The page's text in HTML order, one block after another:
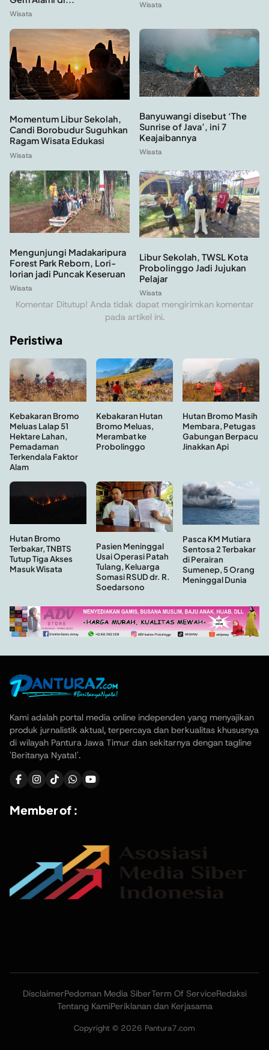
Wisata
Wisata
Momentum Libur Sekolah,
Candi Borobudur Suguhkan
Ragam Wisata Edukasi
Wisata
Banyuwangi disebut ‘The
Sunrise of Java’, ini 7
Keajaibannya
Wisata
Mengunjungi Madakaripura
Forest Park Reborn, Lori-
lorian jadi Puncak Keseruan
Wisata
Libur Sekolah, TWSL Kota
Probolinggo Jadi Jujukan
Pelajar
Wisata
Komentar Ditutup! Anda tidak dapat mengirimkan komentar
pada artikel ini.
Peristiwa
Kebakaran Bromo
Meluas Lalap 51
Hektare Lahan,
Pemadaman
Terkendala Faktor
Alam
Kebakaran Hutan
Bromo Meluas,
Merambat ke
Probolinggo
Hutan Bromo Masih
Membara, Petugas
Gabungan Berpacu
Jinakkan Api
Hutan Bromo
Terbakar, TNBTS
Tutup Tiga Akses
Masuk Wisata
Pasien Meninggal
Usai Operasi Patah
Tulang, Keluarga
Somasi RSUD dr. R.
Soedarsono
Pasca KM Mutiara
Sentosa 2 Terbakar
di Perairan
Sumenep, 5 Orang
Meninggal Dunia
Kami adalah portal media online independen yang menyajikan
produk jurnalistik aktual, terpercaya dan berkualitas khususnya
di wilayah Pantura Jawa Timur dan sekitarnya dengan tagline
'Beritanya Nyata!'.
Member of :
DisclaimerPedoman Media SiberTerm Of ServiceRedaksi
Tentang KamiPeriklanan dan Kerjasama
Copyright © 2026 Pantura7.com